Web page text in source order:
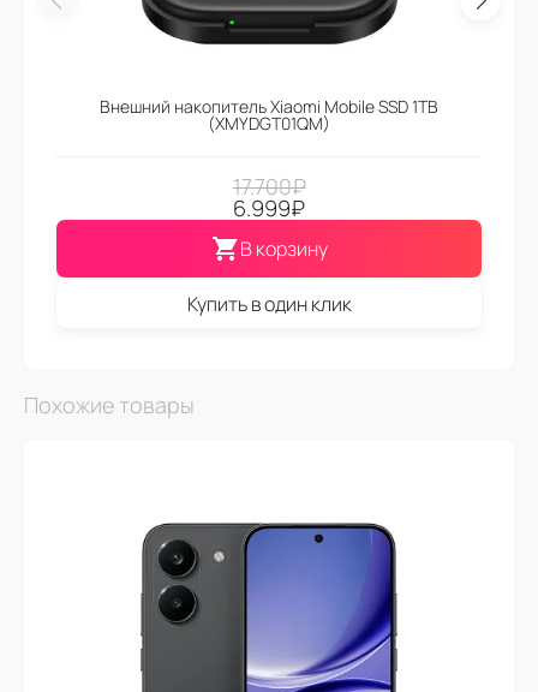
Внешний накопитель Xiaomi Mobile SSD 1TB
(XMYDGT01QM)
17.700₽
6.999₽
В корзину
Купить в один клик
Похожие товары